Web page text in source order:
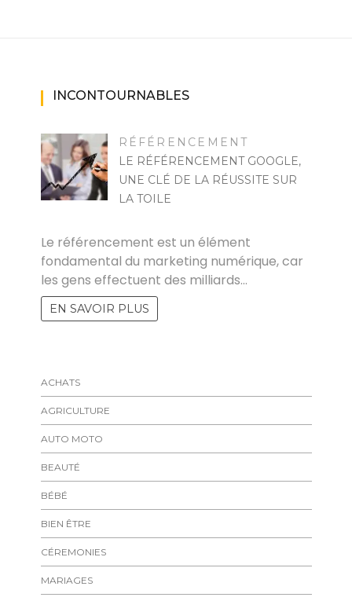
INCONTOURNABLES
RÉFÉRENCEMENT
LE RÉFÉRENCEMENT GOOGLE,
UNE CLÉ DE LA RÉUSSITE SUR
LA TOILE
Le référencement est un élément
fondamental du marketing numérique, car
les gens effectuent des milliards…
EN SAVOIR PLUS
ACHATS
AGRICULTURE
AUTO MOTO
BEAUTÉ
BÉBÉ
BIEN ÊTRE
CÉREMONIES
MARIAGES